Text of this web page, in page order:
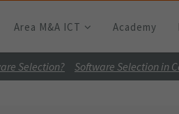
Area M&A ICT Academy
Selection? Software Selection in